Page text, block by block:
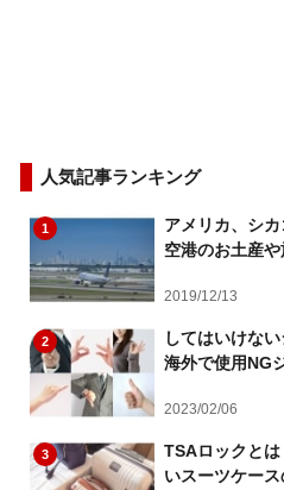
人気記事ランキング
1
アメリカ、シ
空港のお土産
2019/12/13
2
してはいけな
海外で使用NG
2023/02/06
3
TSAロックと
いスーツケー